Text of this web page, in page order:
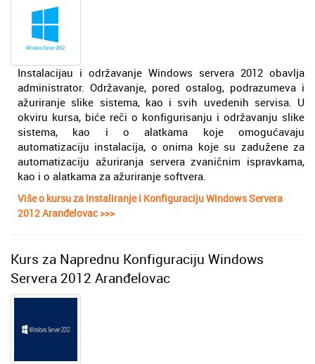
Instalacijau i održavanje Windows servera 2012 obavlja
administrator. Održavanje, pored ostalog, podrazumeva i
ažuriranje slike sistema, kao i svih uvedenih servisa. U
okviru kursa, biće reči o konfigurisanju i održavanju slike
sistema, kao i o alatkama koje omogućavaju
automatizaciju instalacija, o onima koje su zadužene za
automatizaciju ažuriranja servera zvaničnim ispravkama,
kao i o alatkama za ažuriranje softvera.
Više o kursu za Instaliranje i Konfiguraciju Windows Servera
2012 Aranđelovac >>>
Kurs za Naprednu Konfiguraciju Windows
Servera 2012 Aranđelovac